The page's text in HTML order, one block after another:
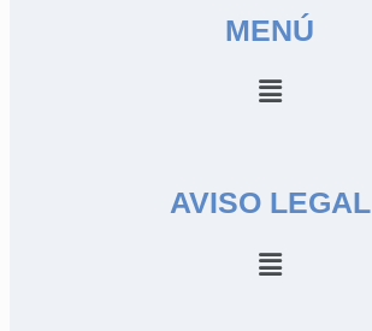
MENÚ
AVISO LEGAL